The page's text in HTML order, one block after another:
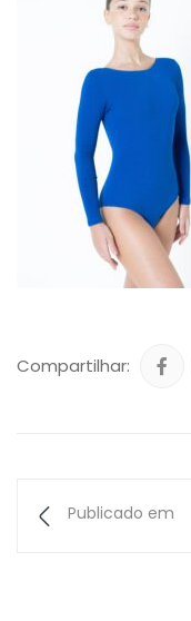
Compartilhar:
Publicado em